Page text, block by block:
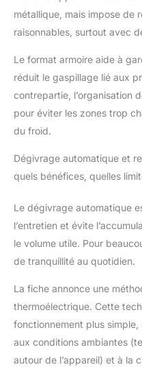
métallique, mais impose de
raisonnables, surtout avec
Le format armoire aide à
réduit le gaspillage lié aux
contrepartie, l’organisation
pour éviter les zones trop
du froid.
Dégivrage automatique et
quels bénéfices, quelles
Le dégivrage automatique
l’entretien et évite
le volume utile. Pour
de tranquillité au quotidien.
La fiche annonce une
thermoélectrique. Cette
fonctionnement plus
aux conditions ambiantes
autour de l’appareil) et à la